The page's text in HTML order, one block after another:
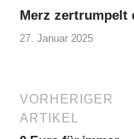
Merz zertrumpelt
27. Januar 2025
VORHERIGER
ARTIKEL